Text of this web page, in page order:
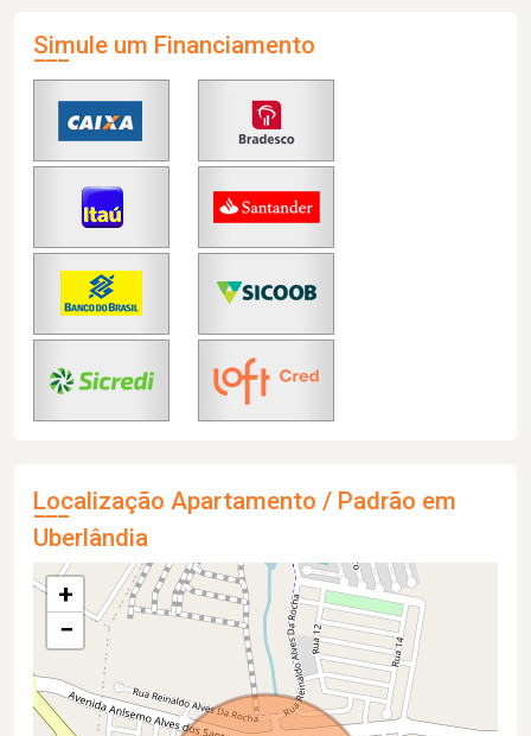
Simule um Financiamento
Localização Apartamento / Padrão em
Uberlândia
+
−